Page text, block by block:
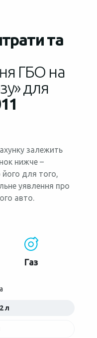
та
ГБО на
для
залежить
нижче –
для того,
уявлення про
авто.
Газ
л